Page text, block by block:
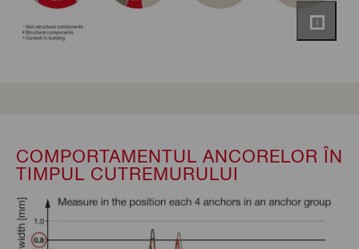
COMPORTAMENTUL ANCORELOR ÎN
TIMPUL CUTREMURULUI